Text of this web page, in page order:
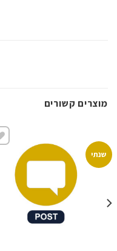
מוצרים קשורים
שנתי